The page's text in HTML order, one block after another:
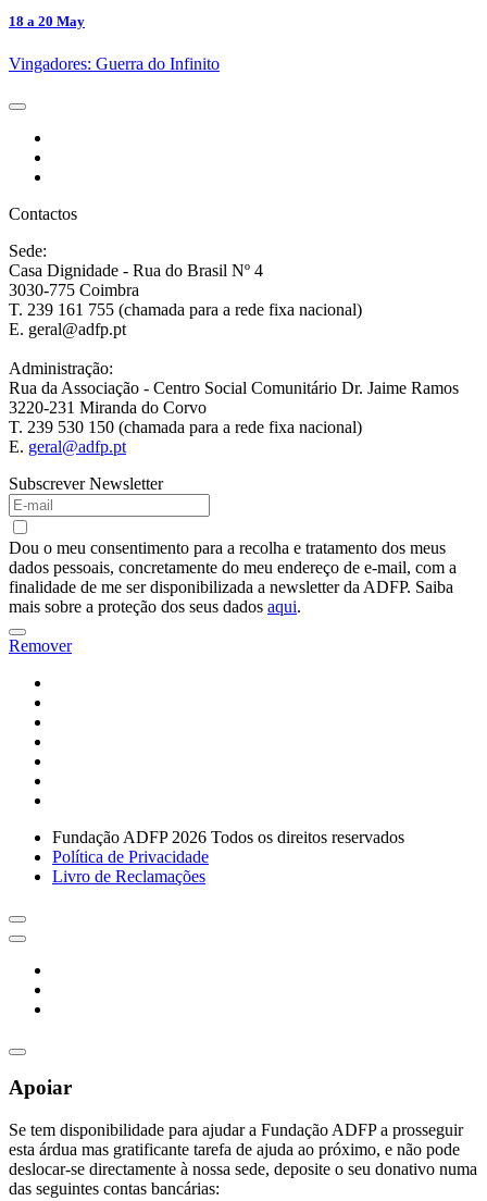
18 a 20 May
Vingadores: Guerra do Infinito
Contactos
Sede:
Casa Dignidade - Rua do Brasil Nº 4
3030-775 Coimbra
T. 239 161 755 (chamada para a rede fixa nacional)
E. geral@adfp.pt
Administração:
Rua da Associação - Centro Social Comunitário Dr. Jaime Ramos
3220-231 Miranda do Corvo
T. 239 530 150 (chamada para a rede fixa nacional)
E. geral@adfp.pt
Subscrever Newsletter
Dou o meu consentimento para a recolha e tratamento dos meus
dados pessoais, concretamente do meu endereço de e-mail, com a
finalidade de me ser disponibilizada a newsletter da ADFP. Saiba
mais sobre a proteção dos seus dados aqui.
Remover
Fundação ADFP 2026 Todos os direitos reservados
Política de Privacidade
Livro de Reclamações
Apoiar
Se tem disponibilidade para ajudar a Fundação ADFP a prosseguir
esta árdua mas gratificante tarefa de ajuda ao próximo, e não pode
deslocar-se directamente à nossa sede, deposite o seu donativo numa
das seguintes contas bancárias: